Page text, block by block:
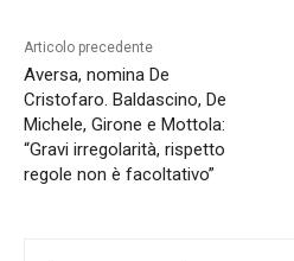
Articolo precedente
Aversa, nomina De
Cristofaro. Baldascino, De
Michele, Girone e Mottola:
“Gravi irregolarità, rispetto
regole non è facoltativo”